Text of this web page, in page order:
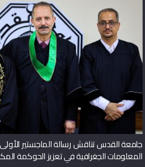
جامعة القدس تناقش رسالة الماجستير
المعلومات الجغرافية في تعزيز الحوكمة